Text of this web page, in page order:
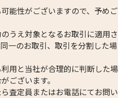
能性がございますので、予めご
うえ対象となるお取引に適用さ
一のお取引、取引を分割した場
用と当社が合理的に判断した場
ございます。
査定員またはお電話にてお問い